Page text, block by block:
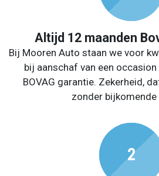
Altijd 12 maanden
Bij Mooren Auto staan we voor
bij aanschaf van een
BOVAG garantie. Zekerheid,
zonder bijkomende